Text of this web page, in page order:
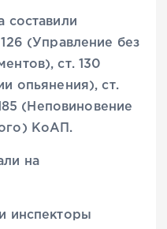
составили
(Управление без
ст. 130
опьянения), ст.
(Неповиновение
КоАП.
на
инспекторы